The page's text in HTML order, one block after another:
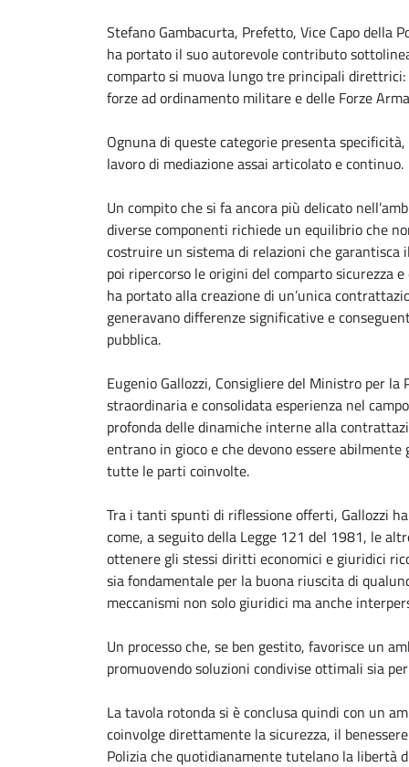
Stefano Gambacurta, Prefetto, Vice Capo della
ha portato il suo autorevole contributo
comparto si muova lungo tre principali
forze ad ordinamento militare e delle Forze
Ognuna di queste categorie presenta
lavoro di mediazione assai articolato e continuo.
Un compito che si fa ancora più delicato
diverse componenti richiede un equilibrio che
costruire un sistema di relazioni che
poi ripercorso le origini del comparto sicurezza
ha portato alla creazione di un’unica
generavano differenze significative e
pubblica.
Eugenio Gallozzi, Consigliere del Ministro per
straordinaria e consolidata esperienza nel
profonda delle dinamiche interne alla
entrano in gioco e che devono essere
tutte le parti coinvolte.
Tra i tanti spunti di riflessione offerti, Gallozzi
come, a seguito della Legge 121 del 1981, le
ottenere gli stessi diritti economici e giuridici
sia fondamentale per la buona riuscita di
meccanismi non solo giuridici ma anche
Un processo che, se ben gestito, favorisce un
promuovendo soluzioni condivise ottimali sia
La tavola rotonda si è conclusa quindi con un
coinvolge direttamente la sicurezza, il
Polizia che quotidianamente tutelano la libertà